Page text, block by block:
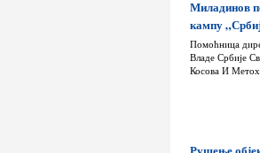
Миладинов
кампу
Помоћница
Владе Србије
Косова И